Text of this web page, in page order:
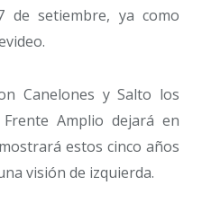
de setiembre, ya como
Canelones y Salto los
Amplio dejará en
estos cinco años
visión de izquierda.